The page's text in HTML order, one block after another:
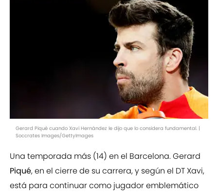
Gerard Piqué cuando Xavi Hernández le dijo que lo considera fundamental. |
Soccrates Images/GettyImages
Una temporada más (14) en el Barcelona. Gerard
Piqué, en el cierre de su carrera, y según el DT Xavi,
está para continuar como jugador emblemático